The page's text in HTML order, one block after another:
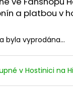
a platbou v
byla vyprodána…
v Hostinici na